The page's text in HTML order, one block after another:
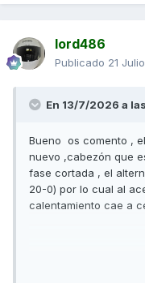
lord486
Publicado 21 Julio
En 13/7/2026 a
Bueno os comento ,
nuevo ,cabezón que
fase cortada , el
20-0) por lo cual al
calentamiento cae a
oficial y leche de